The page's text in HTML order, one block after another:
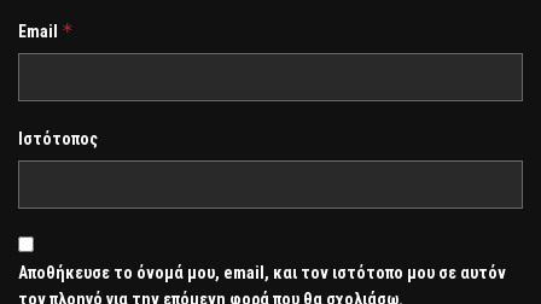
Email *
Ιστότοπος
Αποθήκευσε το όνομά μου, email, και τον ιστότοπο μου σε αυτόν
τον πλοηγό για την επόμενη φορά που θα σχολιάσω.